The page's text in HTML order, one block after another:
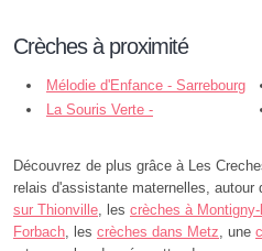
Crèches à proximité
Mélodie d'Enfance - Sarrebourg
La Souris Verte -
Découvrez de plus grâce à Les
relais d'assistante maternelles, autour
sur Thionville, les crèches à
Forbach, les crèches dans Metz, une